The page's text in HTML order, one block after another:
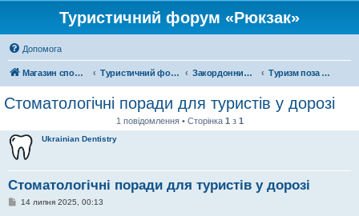
Туристичний форум «Рюкзак»
Допомога
Магазин спорядження Туристичний форум «Рюкзак» Закордонний туризм Туризм поза територією України
Стоматологічні поради для туристів у дорозі
1 повідомлення • Сторінка 1 з 1
Ukrainian Dentistry
Стоматологічні поради для туристів у дорозі
П14 липня 2025, 00:13